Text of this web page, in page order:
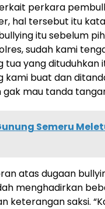
perkara
hal tersebut itu
itu sebelum
sudah kami
tua yang dituduhkan
kami buat dan
mau tanda
Semeru
atas dugaan
menghadirkan
keterangan saksi.